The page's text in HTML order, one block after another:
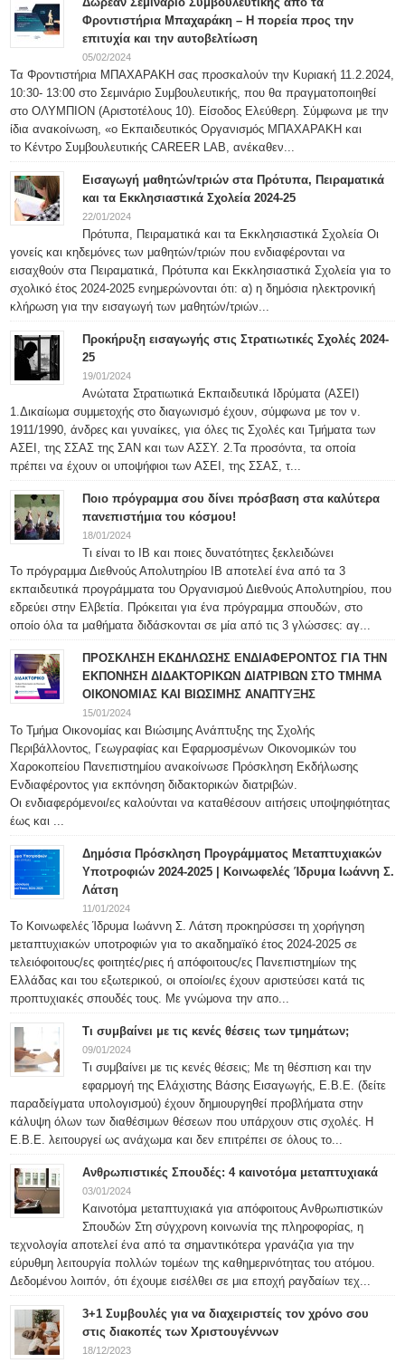
Φροντιστήρια Μπαχαράκη – Η πορεία προς την
επιτυχία και την αυτοβελτίωση
05/02/2024
Τα Φροντιστήρια ΜΠΑΧΑΡΑΚΗ σας προσκαλούν την Κυριακή 11.2.2024,
10:30- 13:00 στο Σεμινάριο Συμβουλευτικής, που θα πραγματοποιηθεί
στο ΟΛΥΜΠΙΟΝ (Αριστοτέλους 10). Είσοδος Ελεύθερη. Σύμφωνα με την
ίδια ανακοίνωση, «ο Εκπαιδευτικός Οργανισμός ΜΠΑΧΑΡΑΚΗ και
το Κέντρο Συμβουλευτικής CAREER LAB, ανέκαθεν...
Εισαγωγή μαθητών/τριών στα Πρότυπα, Πειραματικά
και τα Εκκλησιαστικά Σχολεία 2024-25
22/01/2024
Πρότυπα, Πειραματικά και τα Εκκλησιαστικά Σχολεία Οι
γονείς και κηδεμόνες των μαθητών/τριών που ενδιαφέρονται να
εισαχθούν στα Πειραματικά, Πρότυπα και Εκκλησιαστικά Σχολεία για το
σχολικό έτος 2024-2025 ενημερώνονται ότι: α) η δημόσια ηλεκτρονική
κλήρωση για την εισαγωγή των μαθητών/τριών...
Προκήρυξη εισαγωγής στις Στρατιωτικές Σχολές 2024-
25
19/01/2024
Ανώτατα Στρατιωτικά Εκπαιδευτικά Ιδρύματα (ΑΣΕΙ)
1.Δικαίωμα συμμετοχής στο διαγωνισμό έχουν, σύμφωνα με τον ν.
1911/1990, άνδρες και γυναίκες, για όλες τις Σχολές και Τμήματα των
ΑΣΕΙ, της ΣΣΑΣ της ΣΑΝ και των ΑΣΣΥ. 2.Τα προσόντα, τα οποία
πρέπει να έχουν οι υποψήφιοι των ΑΣΕΙ, της ΣΣΑΣ, τ...
Ποιο πρόγραμμα σου δίνει πρόσβαση στα καλύτερα
πανεπιστήμια του κόσμου!
18/01/2024
Τι είναι το IB και ποιες δυνατότητες ξεκλειδώνει
Το πρόγραμμα Διεθνούς Απολυτηρίου IB αποτελεί ένα από τα 3
εκπαιδευτικά προγράμματα του Οργανισμού Διεθνούς Απολυτηρίου, που
εδρεύει στην Ελβετία. Πρόκειται για ένα πρόγραμμα σπουδών, στο
οποίο όλα τα μαθήματα διδάσκονται σε μία από τις 3 γλώσσες: αγ...
ΠΡΟΣΚΛΗΣΗ ΕΚΔΗΛΩΣΗΣ ΕΝΔΙΑΦΕΡΟΝΤΟΣ ΓΙΑ ΤΗΝ
ΕΚΠΟΝΗΣΗ ΔΙΔΑΚΤΟΡΙΚΩΝ ΔΙΑΤΡΙΒΩΝ ΣΤΟ ΤΜΗΜΑ
ΟΙΚΟΝΟΜΙΑΣ ΚΑΙ ΒΙΩΣΙΜΗΣ ΑΝΑΠΤΥΞΗΣ
15/01/2024
Το Τμήμα Οικονομίας και Βιώσιμης Ανάπτυξης της Σχολής
Περιβάλλοντος, Γεωγραφίας και Εφαρμοσμένων Οικονομικών του
Χαροκοπείου Πανεπιστημίου ανακοίνωσε Πρόσκληση Εκδήλωσης
Ενδιαφέροντος για εκπόνηση διδακτορικών διατριβών.
Οι ενδιαφερόμενοι/ες καλούνται να καταθέσουν αιτήσεις υποψηφιότητας
έως και ...
Δημόσια Πρόσκληση Προγράμματος Μεταπτυχιακών
Υποτροφιών 2024-2025 | Κοινωφελές Ίδρυμα Ιωάννη Σ.
Λάτση
11/01/2024
Το Κοινωφελές Ίδρυμα Ιωάννη Σ. Λάτση προκηρύσσει τη χορήγηση
μεταπτυχιακών υποτροφιών για το ακαδημαϊκό έτος 2024-2025 σε
τελειόφοιτους/ες φοιτητές/ριες ή απόφοιτους/ες Πανεπιστημίων της
Ελλάδας και του εξωτερικού, οι οποίοι/ες έχουν αριστεύσει κατά τις
προπτυχιακές σπουδές τους. Με γνώμονα την απο...
Τι συμβαίνει με τις κενές θέσεις των τμημάτων;
09/01/2024
Τι συμβαίνει με τις κενές θέσεις; Με τη θέσπιση και την
εφαρμογή της Ελάχιστης Βάσης Εισαγωγής, Ε.Β.Ε. (δείτε
παραδείγματα υπολογισμού) έχουν δημιουργηθεί προβλήματα στην
κάλυψη όλων των διαθέσιμων θέσεων που υπάρχουν στις σχολές. Η
Ε.Β.Ε. λειτουργεί ως ανάχωμα και δεν επιτρέπει σε όλους το...
Ανθρωπιστικές Σπουδές: 4 καινοτόμα μεταπτυχιακά
03/01/2024
Καινοτόμα μεταπτυχιακά για απόφοιτους Ανθρωπιστικών
Σπουδών Στη σύγχρονη κοινωνία της πληροφορίας, η
τεχνολογία αποτελεί ένα από τα σημαντικότερα γρανάζια για την
εύρυθμη λειτουργία πολλών τομέων της καθημερινότητας του ατόμου.
Δεδομένου λοιπόν, ότι έχουμε εισέλθει σε μια εποχή ραγδαίων τεχ...
3+1 Συμβουλές για να διαχειριστείς τον χρόνο σου
στις διακοπές των Χριστουγέννων
18/12/2023